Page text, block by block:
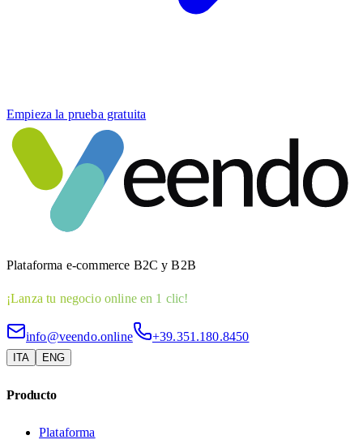
Empieza la prueba gratuita
Plataforma e-commerce B2C y B2B
¡Lanza tu negocio online en 1 clic!
info@veendo.online +39.351.180.8450
ITA ENG
Producto
Plataforma